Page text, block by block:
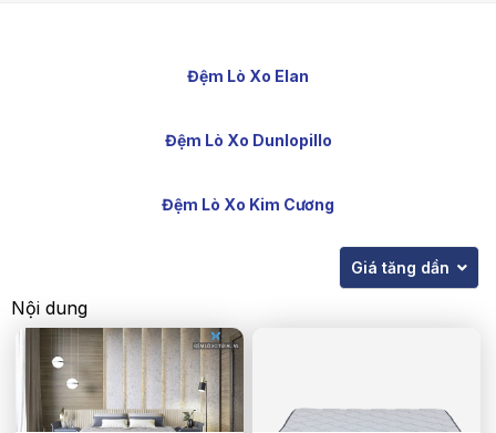
Đệm Lò Xo Elan
Đệm Lò Xo Dunlopillo
Đệm Lò Xo Kim Cương
Giá tăng dần
Nội dung